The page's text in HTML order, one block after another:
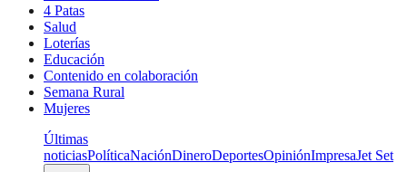
4 Patas
Salud
Loterías
Educación
Contenido en colaboración
Semana Rural
Mujeres
Últimas
noticiasPolíticaNaciónDineroDeportesOpiniónImpresaJet Set